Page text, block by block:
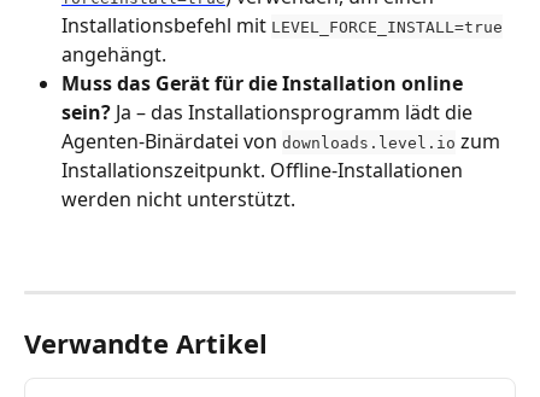
Installationsbefehl mit LEVEL_FORCE_INSTALL=true
angehängt.
Muss das Gerät für die Installation online
sein? Ja – das Installationsprogramm lädt die
Agenten-Binärdatei von downloads.level.io zum
Installationszeitpunkt. Offline-Installationen
werden nicht unterstützt.
Verwandte Artikel